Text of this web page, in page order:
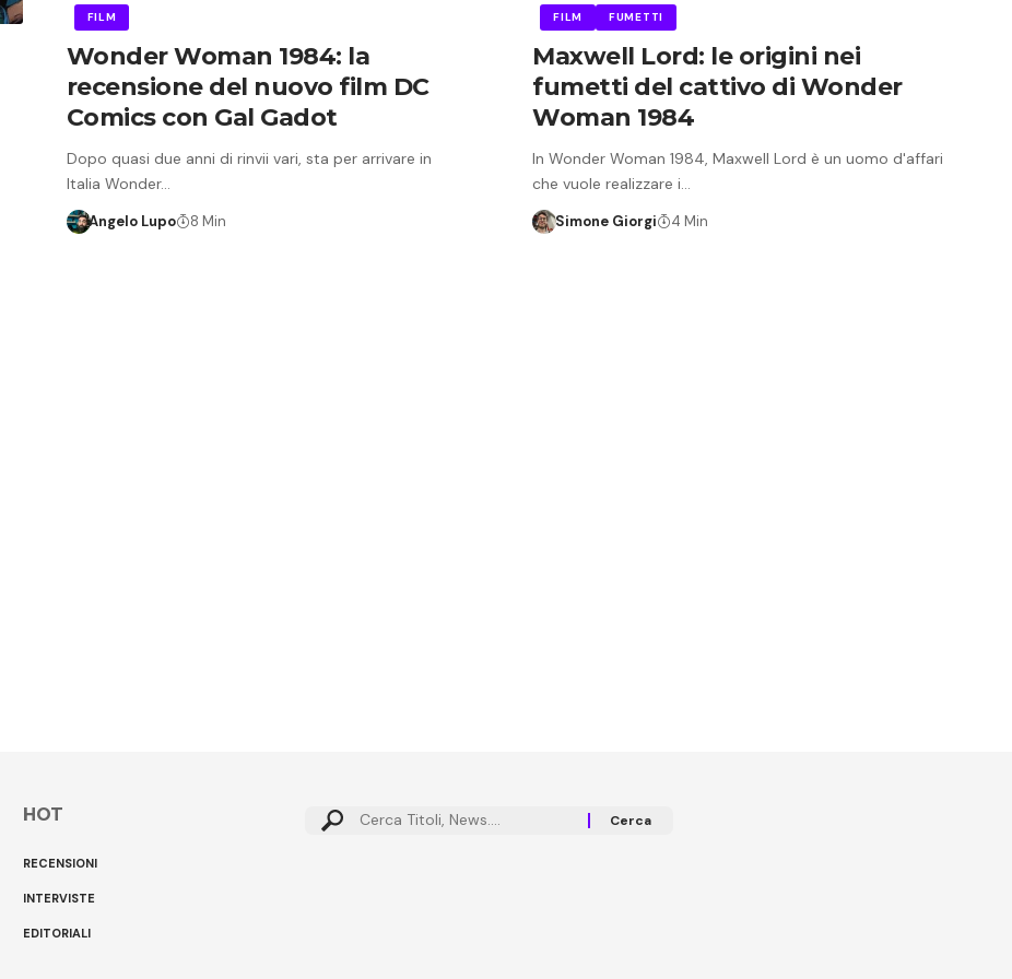
FILM
Wonder Woman 1984: la
recensione del nuovo film DC
Comics con Gal Gadot
Dopo quasi due anni di rinvii vari, sta per arrivare in
Italia Wonder…
Angelo Lupo 8 Min
FILM FUMETTI
Maxwell Lord: le origini nei
fumetti del cattivo di Wonder
Woman 1984
In Wonder Woman 1984, Maxwell Lord è un uomo d'affari
che vuole realizzare i…
Simone Giorgi 4 Min
HOT
RECENSIONI
INTERVISTE
EDITORIALI
Cerca: